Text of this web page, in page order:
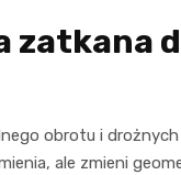
zatkana
obrotu i
ale zmieni